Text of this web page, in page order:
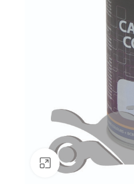
Klick zum Vergrößern